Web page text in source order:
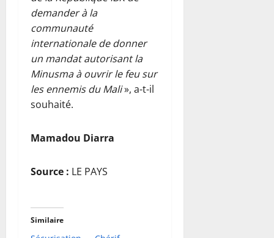
demander à la
communauté
internationale de donner
un mandat autorisant la
Minusma à ouvrir le feu sur
les ennemis du Mali», a-t-il
souhaité.
Mamadou Diarra
Source : LE PAYS
Similaire